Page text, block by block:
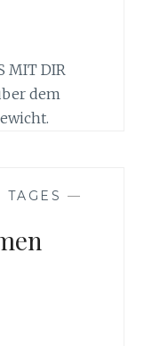
MIT DIR
dem
TAGES —